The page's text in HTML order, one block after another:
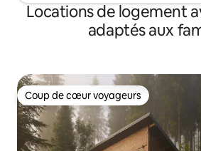
Locations de logement
adaptés aux
Coup de cœur voyageurs
Coup de cœur voyageurs